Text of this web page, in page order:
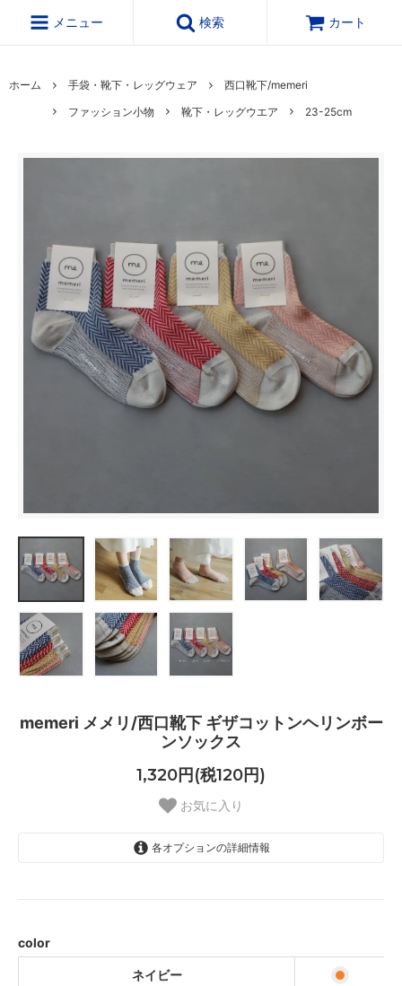
メニュー 検索 カート
ホーム 手袋・靴下・レッグウェア
西口靴下/memeri
ファッション小物
靴下・レッグウエア 23-25cm
memeri メメリ/西口靴下 ギザコットンヘリンボー
ンソックス
1,320円(税120円)
お気に入り
各オプションの詳細情報
color
ネイビー